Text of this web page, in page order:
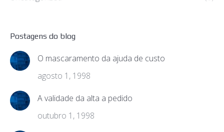
Postagens do blog
O mascaramento da ajuda de custo
agosto 1, 1998
A validade da alta a pedido
outubro 1, 1998